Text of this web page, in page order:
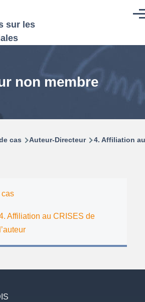
sur les
non membre
cas Auteur-Directeur 4. Affiliation au
cas
Affiliation au CRISES de
l’auteur